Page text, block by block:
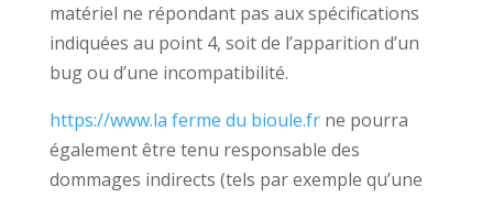
matériel ne répondant pas aux spécifications
indiquées au point 4, soit de l’apparition d’un
bug ou d’une incompatibilité.
https://www.la ferme du bioule.frne pourra
également être tenu responsable des
dommages indirects (tels par exemple qu’une